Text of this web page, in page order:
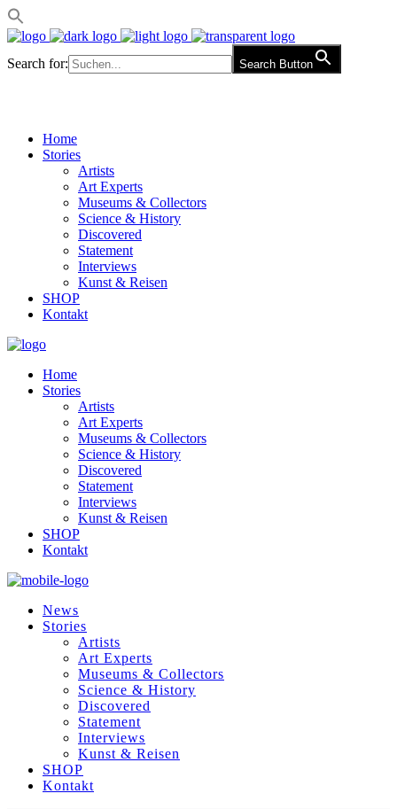
Search for: Search Button
Home
Stories
Artists
Art Experts
Museums & Collectors
Science & History
Discovered
Statement
Interviews
Kunst & Reisen
SHOP
Kontakt
Home
Stories
Artists
Art Experts
Museums & Collectors
Science & History
Discovered
Statement
Interviews
Kunst & Reisen
SHOP
Kontakt
News
Stories
Artists
Art Experts
Museums & Collectors
Science & History
Discovered
Statement
Interviews
Kunst & Reisen
SHOP
Kontakt